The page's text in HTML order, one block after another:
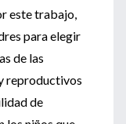
este trabajo,
para elegir
de las
reproductivos
de